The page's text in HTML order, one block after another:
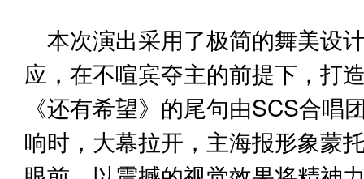
本次演出采用了极简的舞美设
应，在不喧宾夺主的前提下，打
《还有希望》的尾句由SCS合
响时，大幕拉开，主海报形象蒙